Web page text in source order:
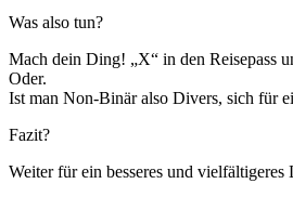
Was also tun?
Mach dein Ding! „X“ in den Reisepass
Oder.
Ist man Non-Binär also Divers, sich für
Fazit?
Weiter für ein besseres und